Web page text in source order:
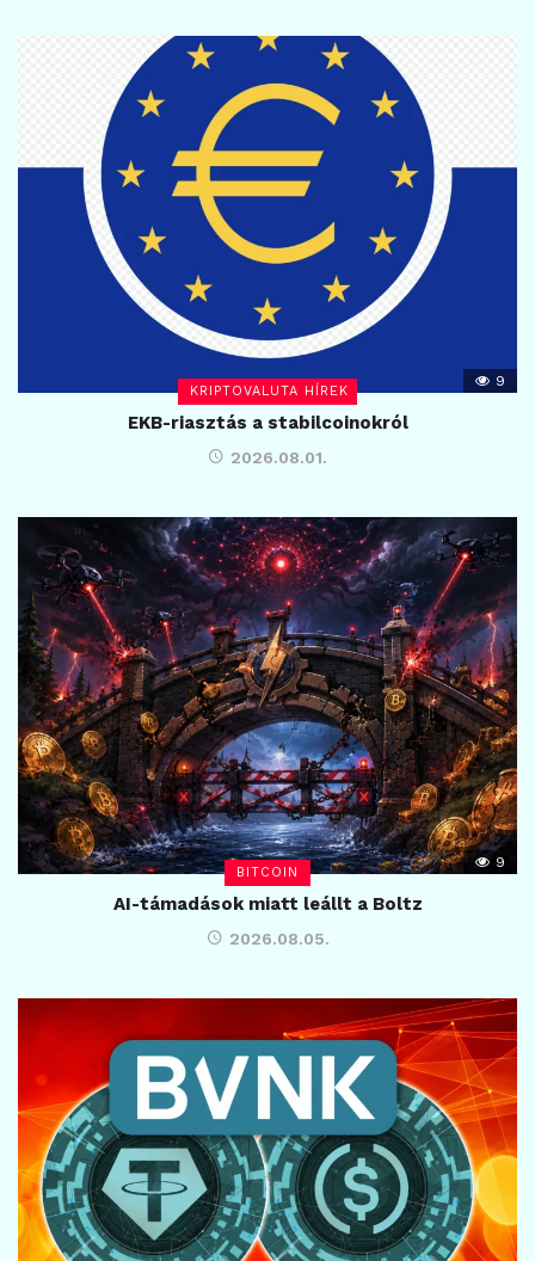
KRIPTOVALUTA HÍREK
9
EKB-riasztás a stabilcoinokról
2026.08.01.
BITCOIN
9
AI-támadások miatt leállt a Boltz
2026.08.05.